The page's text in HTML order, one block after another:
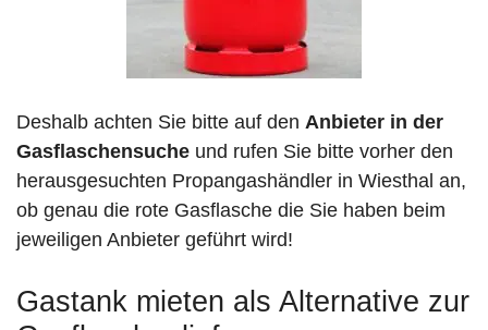
Deshalb achten Sie bitte auf den Anbieter in der
Gasflaschensuche und rufen Sie bitte vorher den
herausgesuchten Propangashändler in Wiesthal an,
ob genau die rote Gasflasche die Sie haben beim
jeweiligen Anbieter geführt wird!
Gastank mieten als Alternative zur